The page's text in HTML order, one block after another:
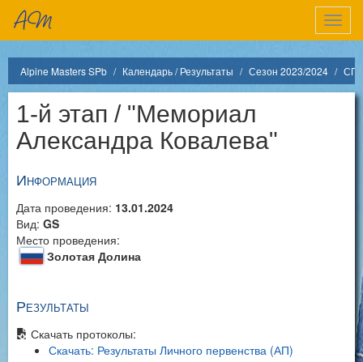
меню
Alpine Masters SPb Календарь / Результаты Сезон 2023/2024
1-й этап / "Мемориал
Александра Ковалева"
Информация
Дата проведения: 13.01.2024
Вид: GS
Место проведения:
Золотая Долина
Результаты
Скачать протоколы:
Скачать: Результаты Личного первенства (АП)